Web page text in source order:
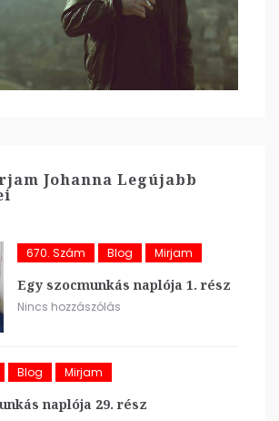
Johanna Legújabb
670. Szám Blog Mirjam
Egy szocmunkás naplója 1. rész
Nincs hozzászólás
Blog Mirjam
naplója 29. rész